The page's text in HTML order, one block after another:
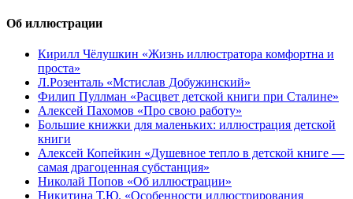
Об иллюстрации
Кирилл Чёлушкин «Жизнь иллюстратора комфортна и
проста»
Л.Розенталь «Мстислав Добужинский»
Филип Пуллман «Расцвет детской книги при Сталине»
Алексей Пахомов «Про свою работу»
Большие книжки для маленьких: иллюстрация детской
книги
Алексей Копейкин «Душевное тепло в детской книге —
самая драгоценная субстанция»
Николай Попов «Об иллюстрации»
Никитина Т.Ю. «Особенности иллюстрирования